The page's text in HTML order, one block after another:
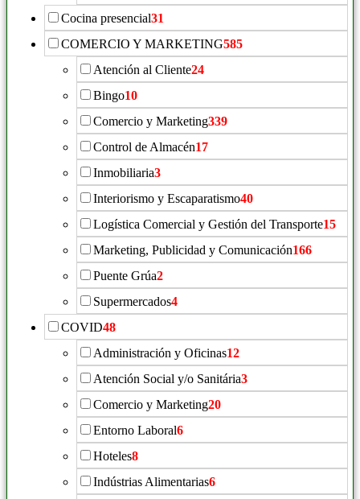
Cocina presencial31
COMERCIO Y MARKETING585
Atención al Cliente24
Bingo10
Comercio y Marketing339
Control de Almacén17
Inmobiliaria3
Interiorismo y Escaparatismo40
Logística Comercial y Gestión del Transporte15
Marketing, Publicidad y Comunicación166
Puente Grúa2
Supermercados4
COVID48
Administración y Oficinas12
Atención Social y/o Sanitária3
Comercio y Marketing20
Entorno Laboral6
Hoteles8
Indústrias Alimentarias6